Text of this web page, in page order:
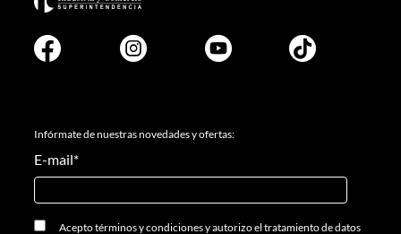
Infórmate de nuestras novedades y ofertas:
E-mail*
Aceptotérminos y condicionesyautorizo el tratamiento de datos